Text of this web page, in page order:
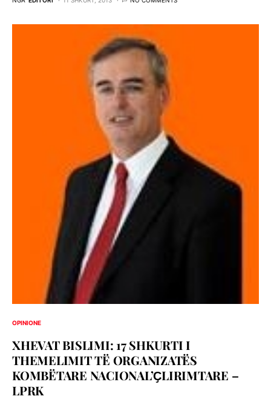
OPINIONE
XHEVAT BISLIMI: 17 SHKURTI I
THEMELIMIT TË ORGANIZATËS
KOMBËTARE NACIONAL’ҪLIRIMTARE –
LPRK